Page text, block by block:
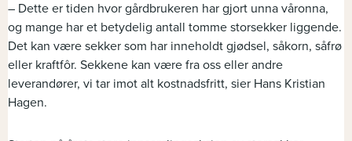
– Dette er tiden hvor gårdbrukeren har gjort unna våronna,
og mange har et betydelig antall tomme storsekker liggende.
Det kan være sekker som har inneholdt gjødsel, såkorn, såfrø
eller kraftfôr. Sekkene kan være fra oss eller andre
leverandører, vi tar imot alt kostnadsfritt, sier Hans Kristian
Hagen.